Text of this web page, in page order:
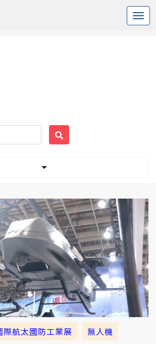
際航太國防工業展
無人機